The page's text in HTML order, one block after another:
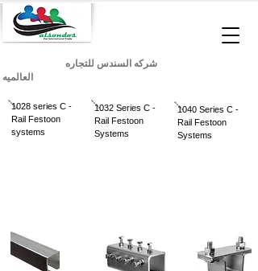
1028 series C -
Rail Festoon
systems
1032 Series C -
Rail Festoon
Systems
1040 Series C -
Rail Festoon
Systems